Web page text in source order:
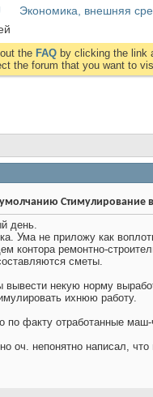
Экономика, внешняя
the FAQ by clicking the link
the forum that you want to
Стимулирование
день.
Ума не приложу как
контора ремонтно-
сметы.
вывести некую норму
ихнюю работу.
по факту отработанные
оч. непонятно написал,